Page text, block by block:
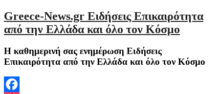
Greece-News.gr Ειδήσεις Επικαιρότητα
από την Ελλάδα και όλο τον Κόσμο
Η καθημερινή σας ενημέρωση Ειδήσεις
Επικαιρότητα από την Ελλάδα και όλο τον Κόσμο